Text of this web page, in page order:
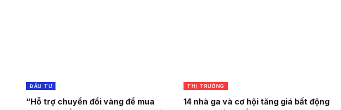
ĐẦU TƯ
“Hỗ trợ chuyển đổi vàng để mua
THỊ TRƯỜNG
14 nhà ga và cơ hội tăng giá bất động